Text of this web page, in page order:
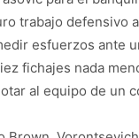
trabajo defensivo
esfuerzos ante
fichajes nada
al equipo de un